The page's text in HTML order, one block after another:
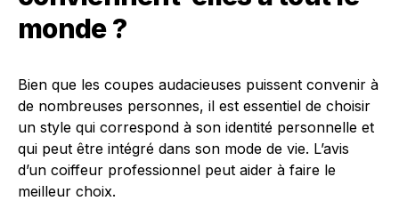
monde ?
Bien que les coupes audacieuses puissent convenir à
de nombreuses personnes, il est essentiel de choisir
un style qui correspond à son identité personnelle et
qui peut être intégré dans son mode de vie. L’avis
d’un coiffeur professionnel peut aider à faire le
meilleur choix.